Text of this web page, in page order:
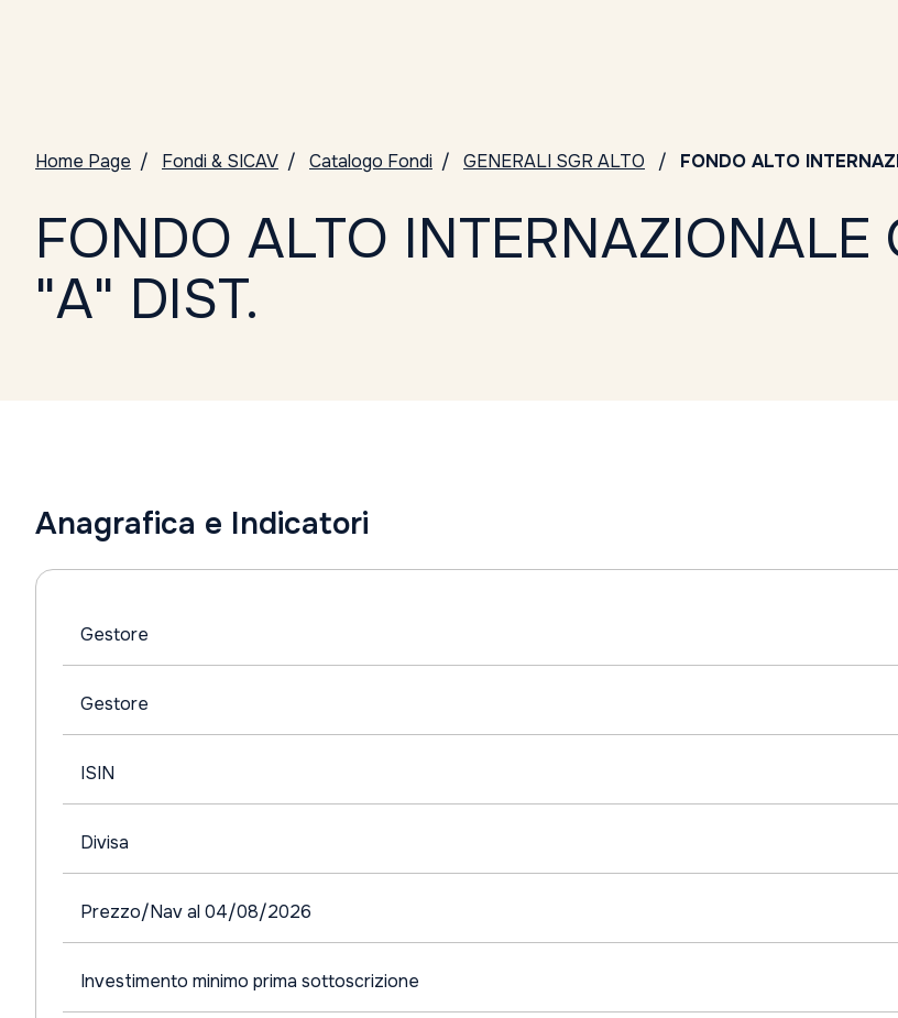
Home Page Fondi & SICAV Catalogo Fondi GENERALI SGR ALTO FONDO ALTO
FONDO ALTO INTERNAZIONALE
"A" DIST.
Anagrafica e Indicatori
Gestore
Gestore
ISIN
Divisa
Prezzo/Nav al 04/08/2026
Investimento minimo prima sottoscrizione